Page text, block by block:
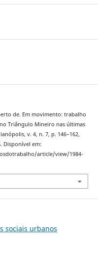
de. Em movimento: trabalho
Triângulo Mineiro nas últimas
v. 4, n. 7, p. 146–162,
Disponível em:
article/view/1984-
sociais urbanos